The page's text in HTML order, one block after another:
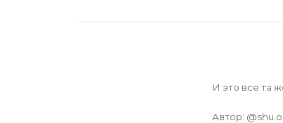
И это все та
Автор: